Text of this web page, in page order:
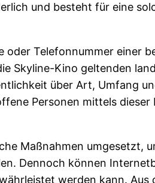
und besteht für eine
oder Telefonnummer einer
Skyline-Kino geltenden
über Art, Umfang
Personen mittels dieser
Maßnahmen umgesetzt,
Dennoch können
werden kann. Aus